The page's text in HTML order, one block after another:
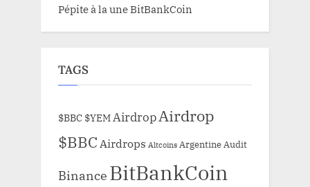
Pépite à la une BitBankCoin
TAGS
$BBC $YEMAirdropAirdrop
$BBCAirdrops Altcoins Argentine Audit
Binance BitBankCoin